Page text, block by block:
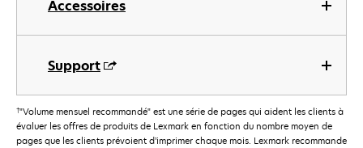
Accessoires
Support
†"Volume mensuel recommandé" est une série de pages qui aident les clients à
évaluer les offres de produits de Lexmark en fonction du nombre moyen de
pages que les clients prévoient d’imprimer chaque mois. Lexmark recommande